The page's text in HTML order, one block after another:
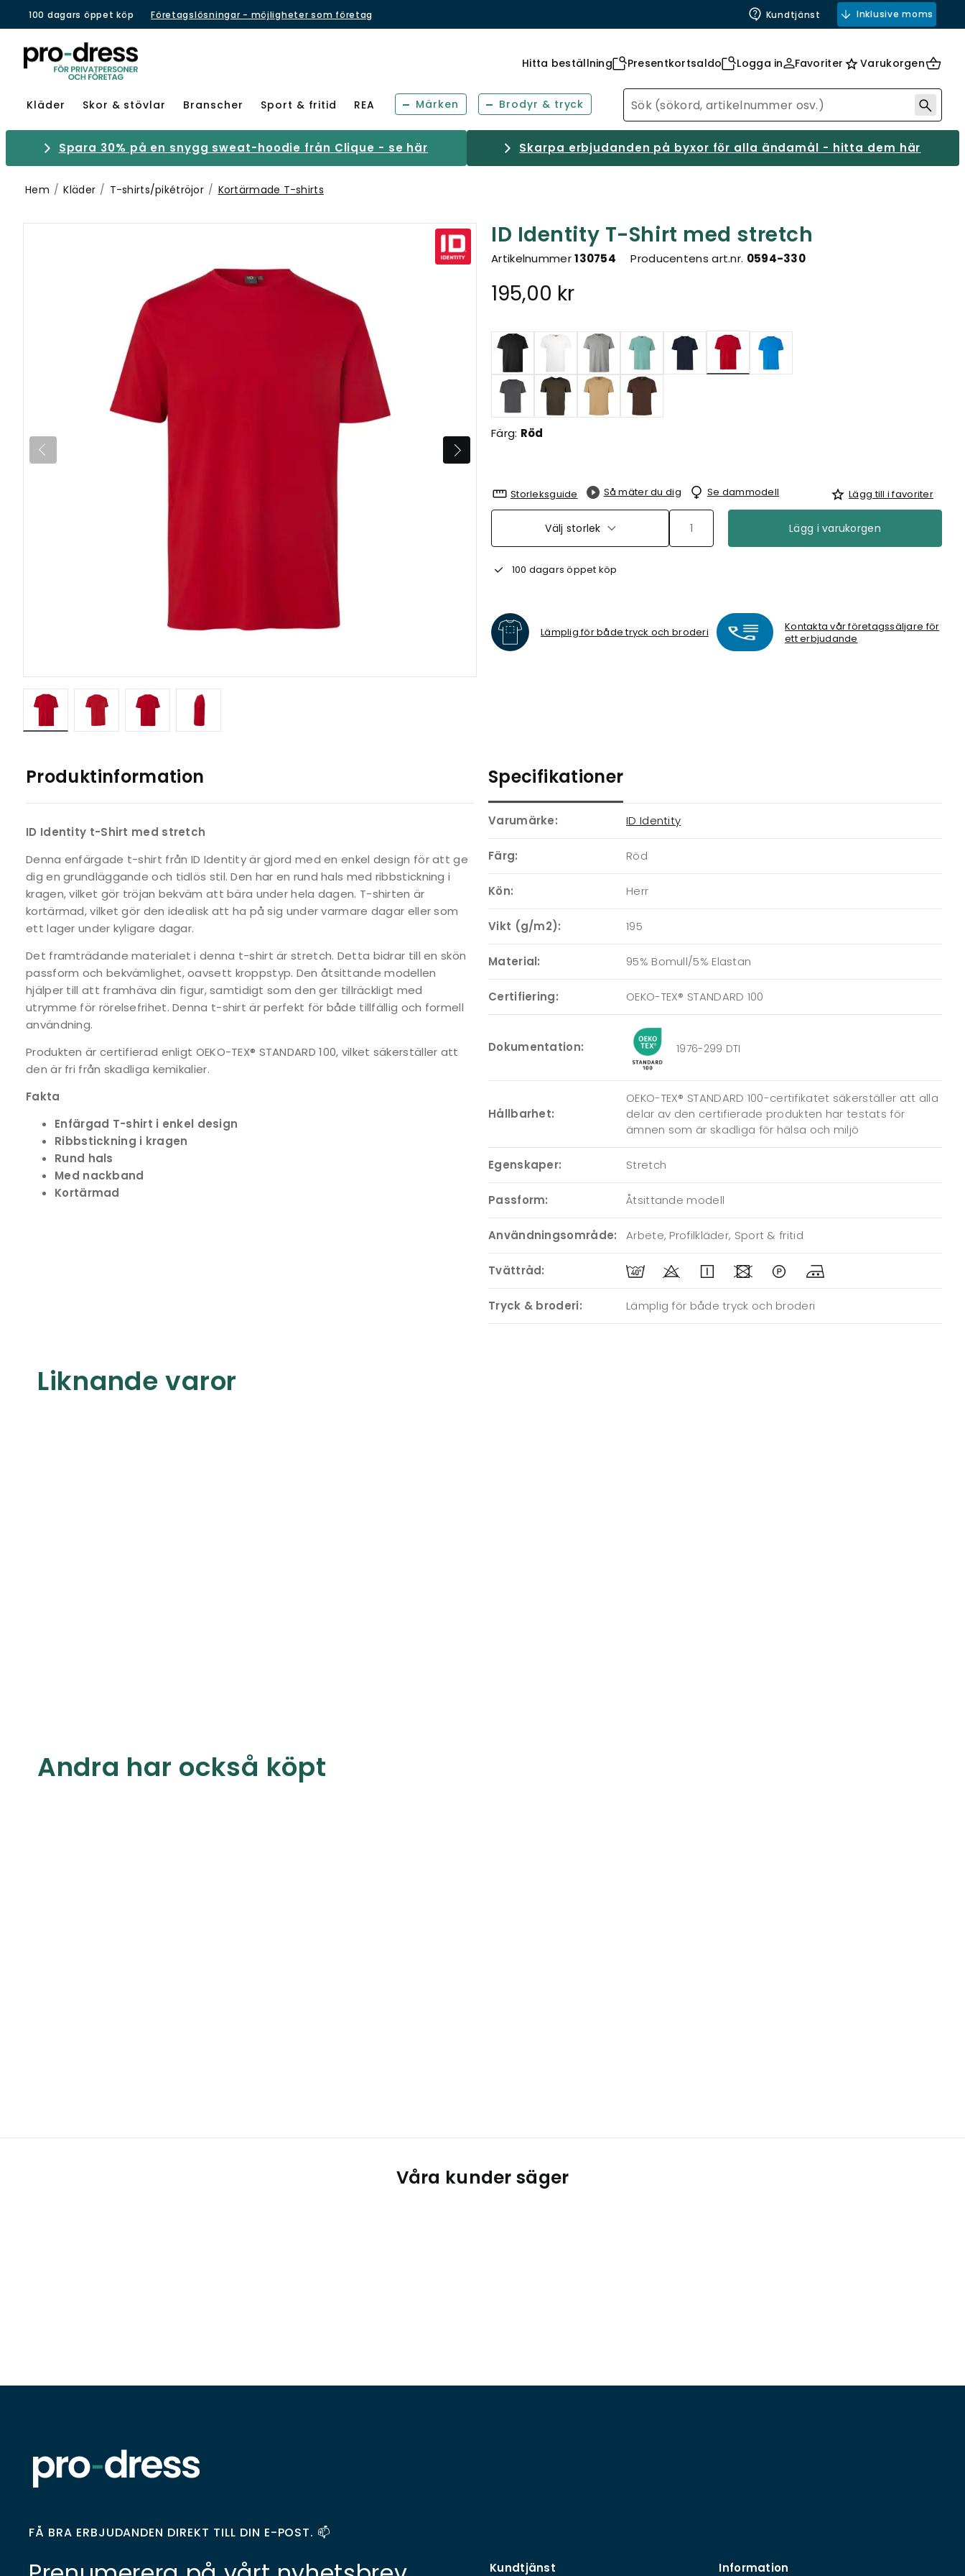
100 dagars öppet köp Företagslösningar - möjligheter som företag Kundtjänst Inklusive moms
Hitta beställning Presentkortsaldo Logga in Favoriter Varukorgen
Kläder Skor & stövlar Branscher Sport & fritid REA Märken Brodyr & tryck
Spara 30% på en snygg sweat-hoodie från Clique - se här Skarpa erbjudanden på byxor för alla ändamål - hitta dem här
Hem Kläder T-shirts/pikétröjor Kortärmade T-shirts
ID Identity T-Shirt med stretch
Artikelnummer130754 Producentens art.nr. 0594-330
195,00 kr
Valda
Färg: Röd
Storleksguide Så mäter du dig Se dammodell Lägg till i favoriter
Välj storlek Lägg i varukorgen
100 dagars öppet köp
Lämplig för både tryck och broderi
Kontakta vår företagssäljare för
ett erbjudande
Produktinformation
ID Identity t-Shirt med stretch
Denna enfärgade t-shirt från ID Identity är gjord med en enkel design för att ge
dig en grundläggande och tidlös stil. Den har en rund hals med ribbstickning i
kragen, vilket gör tröjan bekväm att bära under hela dagen. T-shirten är
kortärmad, vilket gör den idealisk att ha på sig under varmare dagar eller som
ett lager under kyligare dagar.
Det framträdande materialet i denna t-shirt är stretch. Detta bidrar till en skön
passform och bekvämlighet, oavsett kroppstyp. Den åtsittande modellen
hjälper till att framhäva din figur, samtidigt som den ger tillräckligt med
utrymme för rörelsefrihet. Denna t-shirt är perfekt för både tillfällig och formell
användning.
Produkten är certifierad enligt OEKO-TEX® STANDARD 100, vilket säkerställer att
den är fri från skadliga kemikalier.
Fakta
Enfärgad T-shirt i enkel design
Ribbstickning i kragen
Rund hals
Med nackband
Kortärmad
Specifikationer
Varumärke: ID Identity
Färg: Röd
Kön: Herr
Vikt (g/m2): 195
Material: 95% Bomull/5% Elastan
Certifiering: OEKO-TEX® STANDARD 100
Dokumentation: 1976-299 DTI
Hållbarhet:
OEKO-TEX® STANDARD 100-certifikatet säkerställer att alla
delar av den certifierade produkten har testats för
ämnen som är skadliga för hälsa och miljö
Egenskaper: Stretch
Passform: Åtsittande modell
Användningsområde: Arbete, Profilkläder, Sport & fritid
Tvättråd:
Tryck & broderi: Lämplig för både tryck och broderi
Liknande varor
Andra har också köpt
Våra kunder säger
FÅ BRA ERBJUDANDEN DIREKT TILL DIN E-POST. 📫
Kundtjänst Information